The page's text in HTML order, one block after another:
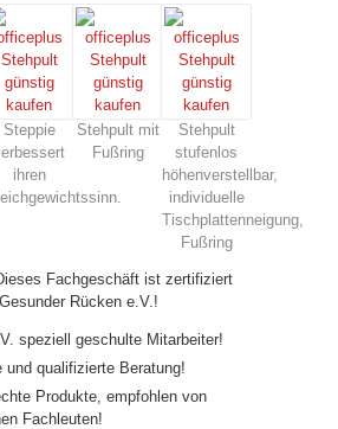
Steppie
ihren
Stehpult mit
Fußring
Stehpult
stufenlos
höhenverstellbar,
individuelle
Tischplattenneigung,
Fußring
Fachgeschäft ist zertifiziert
Rücken e.V.!
speziell geschulte Mitarbeiter!
und qualifizierte Beratung!
Produkte, empfohlen von
Fachleuten!